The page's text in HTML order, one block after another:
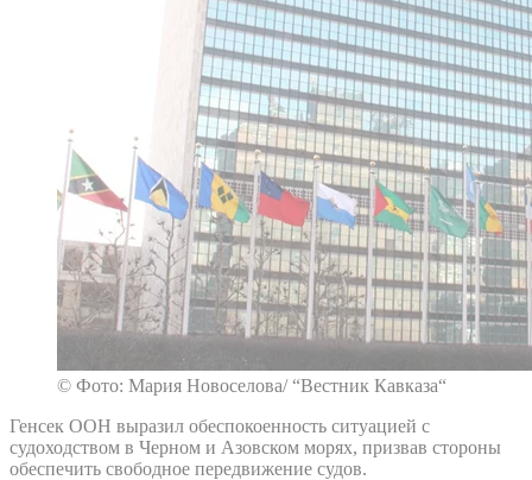
© Фото: Мария Новоселова/ “Вестник Кавказа“
Генсек ООН выразил обеспокоенность ситуацией с
судоходством в Черном и Азовском морях, призвав стороны
обеспечить свободное передвижение судов.